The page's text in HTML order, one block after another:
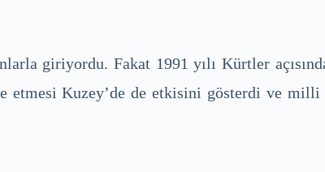
giriyordu. Fakat 1991 yılı Kürtler
etmesi Kuzey’de de etkisini gösterdi ve